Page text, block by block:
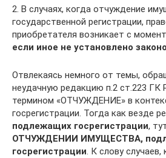
2. В случаях, когда отчуждение
государственной регистрации,
приобретателя возникает с
если иное не установлено
Отвлекаясь немного от темы,
неудачную редакцию п.2 ст.223 ГК
термином «ОТЧУЖДЕНИЕ» в
госрегистрации. Тогда как везде
подлежащих госрегистрации,
ОТЧУЖДЕНИИ ИМУЩЕСТВА,
госрегистрации. К слову случаев,